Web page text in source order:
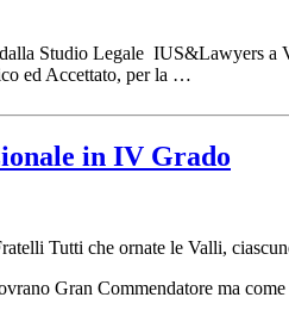
Studio Legale IUS&Lawyers a
ed Accettato, per la …
in IV Grado
Tutti che ornate le Valli,
Gran Commendatore ma